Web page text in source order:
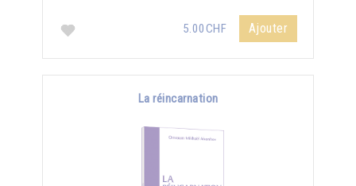
5.00CHF Ajouter
La réincarnation